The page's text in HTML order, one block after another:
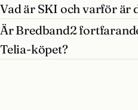
Vad är SKI och varför är
Är Bredband2
Telia-köpet?